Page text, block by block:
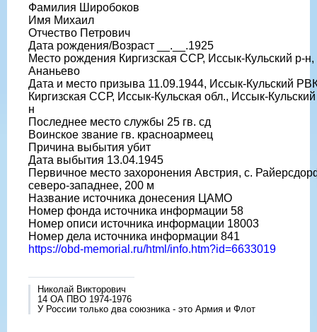
Фамилия Широбоков
Имя Михаил
Отчество Петрович
Дата рождения/Возраст __.__.1925
Место рождения Киргизская ССР, Иссык-Кульский р-н,
Ананьево
Дата и место призыва 11.09.1944, Иссык-Кульский
Киргизская ССР, Иссык-Кульская обл., Иссык-
н
Последнее место службы 25 гв. сд
Воинское звание гв. красноармеец
Причина выбытия убит
Дата выбытия 13.04.1945
Первичное место захоронения Австрия, с.
северо-западнее, 200 м
Название источника донесения ЦАМО
Номер фонда источника информации 58
Номер описи источника информации 18003
Номер дела источника информации 841
https://obd-memorial.ru/html/info.htm?id=6633019
Николай Викторович
14 ОА ПВО 1974-1976
У России только два союзника - это Армия и Флот